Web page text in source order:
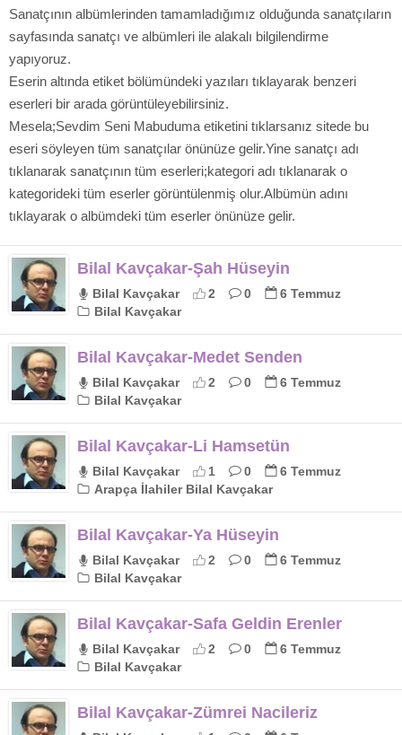
Sanatçının albümlerinden tamamladığımız olduğunda sanatçıların
sayfasında sanatçı ve albümleri ile alakalı bilgilendirme
yapıyoruz.
Eserin altında etiket bölümündeki yazıları tıklayarak benzeri
eserleri bir arada görüntüleyebilirsiniz.
Mesela;Sevdim Seni Mabuduma etiketini tıklarsanız sitede bu
eseri söyleyen tüm sanatçılar önünüze gelir.Yine sanatçı adı
tıklanarak sanatçının tüm eserleri;kategori adı tıklanarak o
kategorideki tüm eserler görüntülenmiş olur.Albümün adını
tıklayarak o albümdeki tüm eserler önünüze gelir.
Bilal Kavçakar-Şah Hüseyin
Bilal Kavçakar 2 0
6 Temmuz
Bilal Kavçakar
Bilal Kavçakar-Medet Senden
Bilal Kavçakar 2 0
6 Temmuz
Bilal Kavçakar
Bilal Kavçakar-Li Hamsetün
Bilal Kavçakar 1 0
6 Temmuz
Arapça İlahiler Bilal Kavçakar
Bilal Kavçakar-Ya Hüseyin
Bilal Kavçakar 2 0
6 Temmuz
Bilal Kavçakar
Bilal Kavçakar-Safa Geldin Erenler
Bilal Kavçakar 2 0
6 Temmuz
Bilal Kavçakar
Bilal Kavçakar-Zümrei Nacileriz